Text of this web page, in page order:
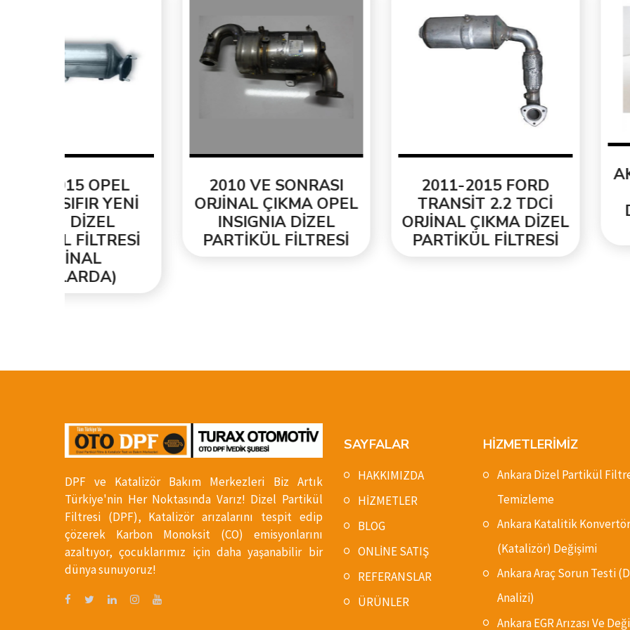
2010 VE SONRASI
ORJİNAL ÇIKMA OPEL
INSIGNIA DİZEL
PARTİKÜL FİLTRESİ
2011-2015 FORD
TRANSİT 2.2 TDCİ
ORJİNAL ÇIKMA DİZEL
PARTİKÜL FİLTRESİ
AKRAPOVİC
GÖRÜNÜM
DAYANIKLI
UCU
DPF ve Katalizör Bakım Merkezleri Biz Artık
Türkiye'nin Her Noktasında Varız! Dizel Partikül
Filtresi (DPF), Katalizör arızalarını tespit edip
çözerek Karbon Monoksit (CO) emisyonlarını
azaltıyor, çocuklarımız için daha yaşanabilir bir
dünya sunuyoruz!
SAYFALAR
HAKKIMIZDA
HİZMETLER
BLOG
ONLİNE SATIŞ
REFERANSLAR
ÜRÜNLER
HİZMETLERİMİZ
Ankara Dizel Partikül
Temizleme
Ankara Katalitik Konvertör
(Katalizör) Değişimi
Ankara Araç Sorun Testi
Analizi)
Ankara EGR Arızası Ve